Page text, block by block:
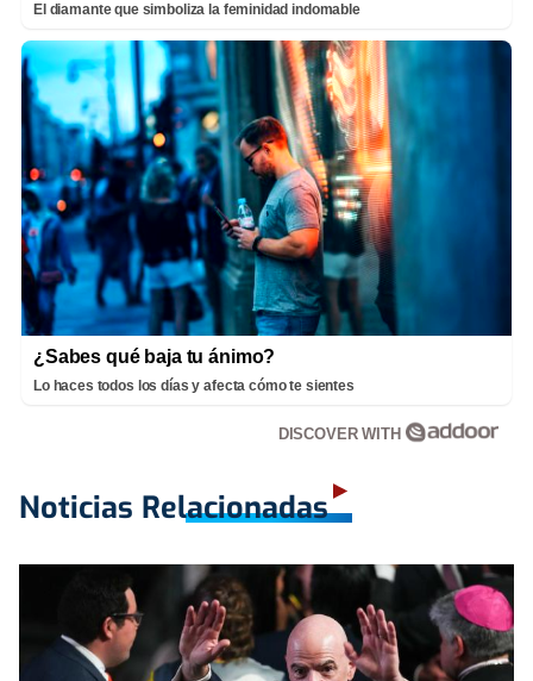
El diamante que simboliza la feminidad indomable
¿Sabes qué baja tu ánimo?
Lo haces todos los días y afecta cómo te sientes
DISCOVER WITH
Noticias Relacionadas